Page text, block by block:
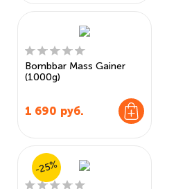
Bombbar Mass Gainer
(1000g)
1 690 руб.
-25%